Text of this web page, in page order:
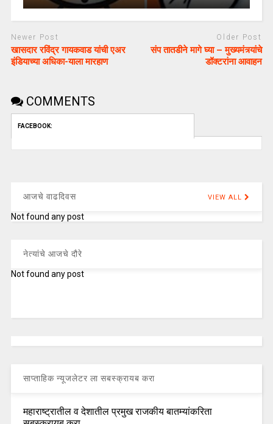
Newer Post
खासदार रविंद्र गायकवाड यांची एअर
इंडियाच्या अधिका-याला मारहाण
Older Post
संप तातडीने मागे घ्या – मुख्यमंत्र्यांचे
डॉक्टरांना आवाहन
COMMENTS
FACEBOOK:
आजचे वाढदिवस VIEW ALL
Not found any post
नेत्यांचे आजचे दौरे
Not found any post
साप्ताहिक न्यूजलेटर ला सबस्क्रायब करा
महाराष्ट्रातील व देशातील प्रमुख राजकीय बातम्यांकरिता